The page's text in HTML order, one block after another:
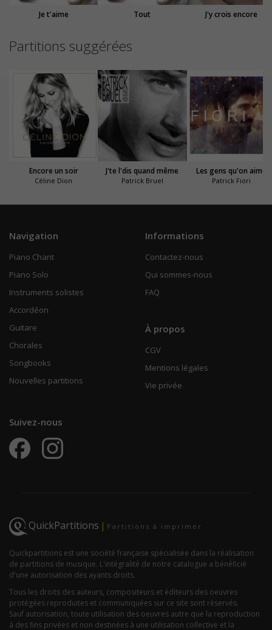
Je t'aime Tout J'y crois encore
Partitions suggérées
Encore un soir
Céline Dion
J'te l'dis quand même
Patrick Bruel
Les gens qu'on aime
Patrick Fiori
Navigation
Piano Chant
Piano Solo
Instruments solistes
Accordéon
Guitare
Chorales
Songbooks
Nouvelles partitions
Informations
Contactez-nous
Qui sommes-nous
FAQ
À propos
CGV
Mentions légales
Vie privée
Suivez-nous
QuickPartitions | Partitions à imprimer
Quickpartitions est une société française spécialisée dans la réalisation
de partitions de musique. L'intégralité de notre catalogue a bénéficié
d'une autorisation des ayants droits.
Tous les droits des auteurs, compositeurs et éditeurs des oeuvres
protégées reproduites et communiquées sur ce site sont réservés.
Sauf autorisation, toute utilisation des oeuvres autre que la reproduction
à des fins privées et non destinées à une utilisation collective et la